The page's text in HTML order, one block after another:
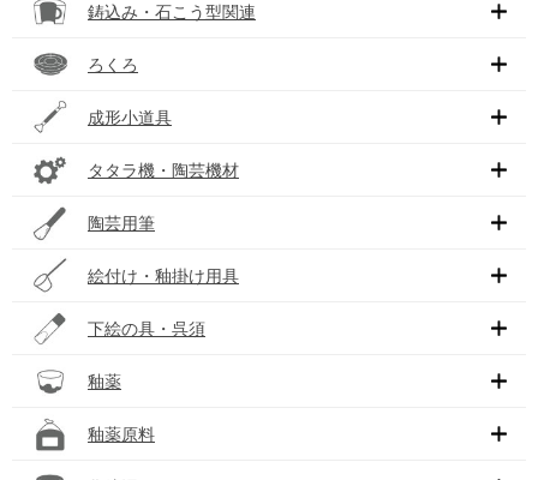
鋳込み・石こう型関連
ろくろ
成形小道具
タタラ機・陶芸機材
陶芸用筆
絵付け・釉掛け用具
下絵の具・呉須
釉薬
釉薬原料